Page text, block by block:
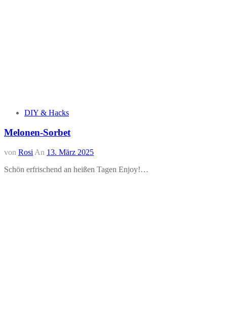
DIY & Hacks
Melonen-Sorbet
von Rosi An 13. März 2025
Schön erfrischend an heißen Tagen Enjoy!…